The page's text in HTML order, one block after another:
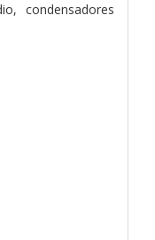
condensadores